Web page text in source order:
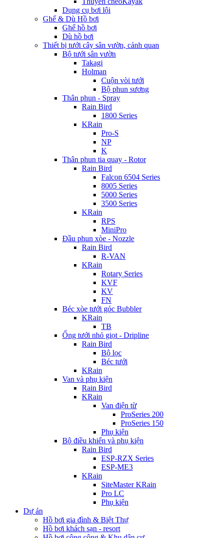
Dụng cụ bơi lội
Ghế & Dù Hồ bơi
Ghế hồ bơi
Dù hồ bơi
Thiết bị tưới cây sân vườn, cảnh quan
Bộ tưới sân vườn
Takagi
Holman
Cuộn vòi tưới
Bộ phun sương
Thân phun - Spray
Rain Bird
1800 Series
KRain
Pro-S
NP
K
Thân phun tia quay - Rotor
Rain Bird
Falcon 6504 Series
8005 Series
5000 Series
3500 Series
KRain
RPS
MiniPro
Đầu phun xòe - Nozzle
Rain Bird
R-VAN
KRain
Rotary Series
KVF
KV
FN
Béc xòe tưới góc Bubbler
KRain
TB
Ống tưới nhỏ giọt - Dripline
Rain Bird
Bộ lọc
Béc tưới
KRain
Van và phụ kiện
Rain Bird
KRain
Van điện từ
ProSeries 200
ProSeries 150
Phụ kiện
Bộ điều khiển và phụ kiện
Rain Bird
ESP-RZX Series
ESP-ME3
KRain
SiteMaster KRain
Pro LC
Phụ kiện
Dự án
Hồ bơi gia đình & Biệt Thự
Hồ bơi khách sạn - resort